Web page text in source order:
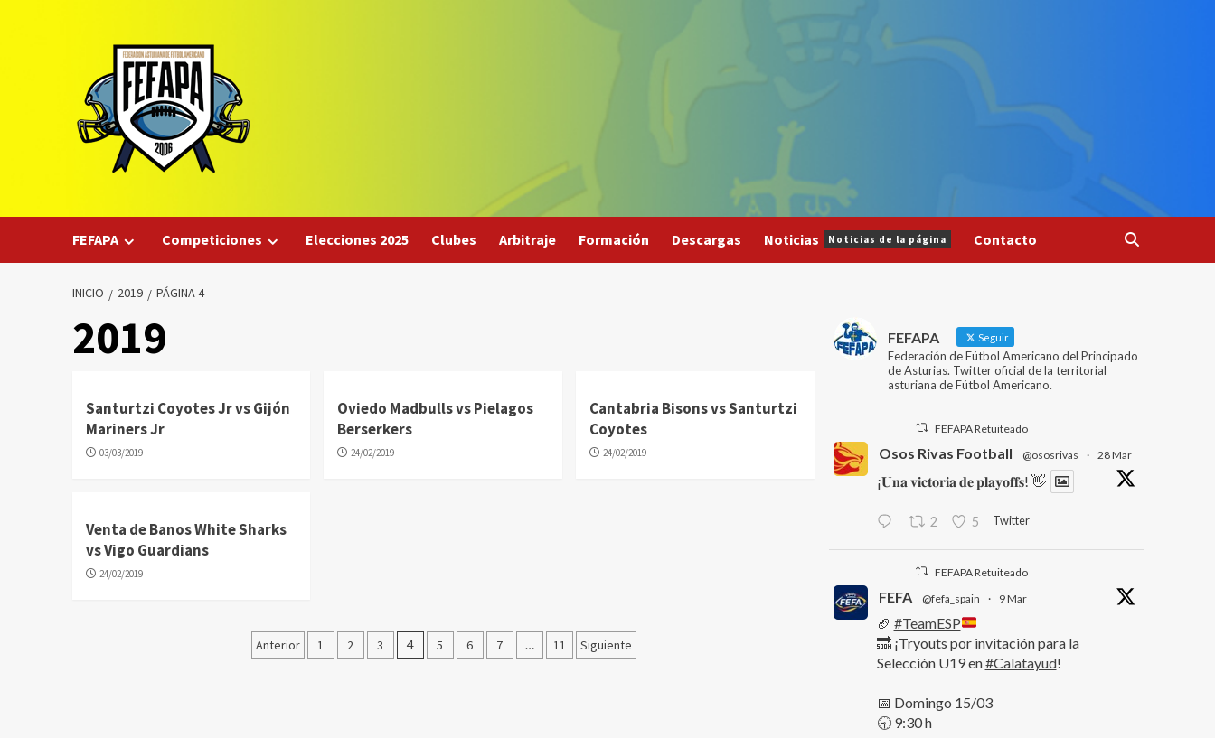
FEFAPA Competiciones Elecciones 2025 Clubes Arbitraje Formación Descargas Noticias Noticias de la página Contacto
INICIO 2019 PÁGINA 4
2019
Santurtzi Coyotes Jr vs Gijón
Mariners Jr
03/03/2019
Oviedo Madbulls vs Pielagos
Berserkers
24/02/2019
Cantabria Bisons vs Santurtzi
Coyotes
24/02/2019
Venta de Banos White Sharks
vs Vigo Guardians
24/02/2019
Paginación
Anterior 1 2 3 4 5 6 7 … 11 Siguiente
FEFAPA Seguir
Federación de Fútbol Americano del Principado
de Asturias. Twitter oficial de la territorial
asturiana de Fútbol Americano.
FEFAPA Retuiteado
Osos Rivas Football @ososrivas · 28 Mar
¡𝐔𝐧𝐚 𝐯𝐢𝐜𝐭𝐨𝐫𝐢𝐚 𝐝𝐞 𝐩𝐥𝐚𝐲𝐨𝐟𝐟𝐬! 👋
2 5 Twitter
FEFAPA Retuiteado
FEFA @fefa_spain · 9 Mar
🏈 #TeamESP
🔜 ¡Tryouts por invitación para la
Selección U19 en#Calatayud!
📅 Domingo 15/03
🕤 9:30 h